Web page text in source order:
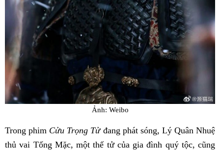
Ảnh: Weibo
Trong phim Cửu Trọng Tửđang phát sóng, Lý Quân Nhuệ
thủ vai Tống Mặc, một thế tử của gia đình quý tộc, cũng